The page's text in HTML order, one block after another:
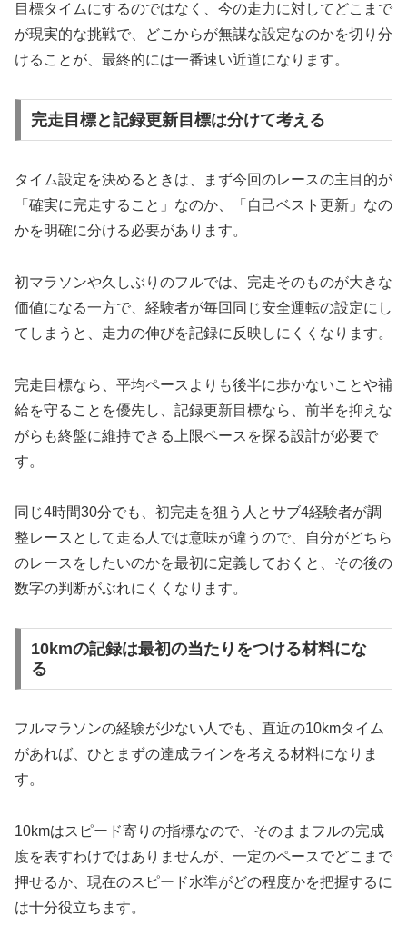
目標タイムにするのではなく、今の走力に対してどこまで
が現実的な挑戦で、どこからが無謀な設定なのかを切り分
けることが、最終的には一番速い近道になります。
完走目標と記録更新目標は分けて考える
タイム設定を決めるときは、まず今回のレースの主目的が
「確実に完走すること」なのか、「自己ベスト更新」なの
かを明確に分ける必要があります。
初マラソンや久しぶりのフルでは、完走そのものが大きな
価値になる一方で、経験者が毎回同じ安全運転の設定にし
てしまうと、走力の伸びを記録に反映しにくくなります。
完走目標なら、平均ペースよりも後半に歩かないことや補
給を守ることを優先し、記録更新目標なら、前半を抑えな
がらも終盤に維持できる上限ペースを探る設計が必要で
す。
同じ4時間30分でも、初完走を狙う人とサブ4経験者が調
整レースとして走る人では意味が違うので、自分がどちら
のレースをしたいのかを最初に定義しておくと、その後の
数字の判断がぶれにくくなります。
10kmの記録は最初の当たりをつける材料にな
る
フルマラソンの経験が少ない人でも、直近の10kmタイム
があれば、ひとまずの達成ラインを考える材料になりま
す。
10kmはスピード寄りの指標なので、そのままフルの完成
度を表すわけではありませんが、一定のペースでどこまで
押せるか、現在のスピード水準がどの程度かを把握するに
は十分役立ちます。